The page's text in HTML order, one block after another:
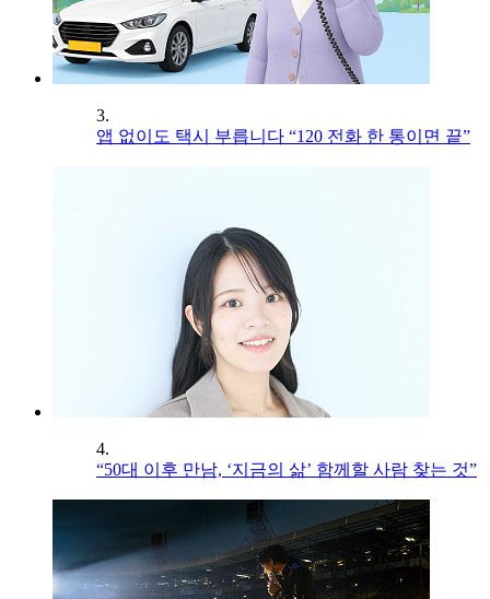
3.
앱 없이도 택시 부릅니다 “120 전화 한 통이면 끝”
4.
“50대 이후 만남, ‘지금의 삶’ 함께할 사람 찾는 것”